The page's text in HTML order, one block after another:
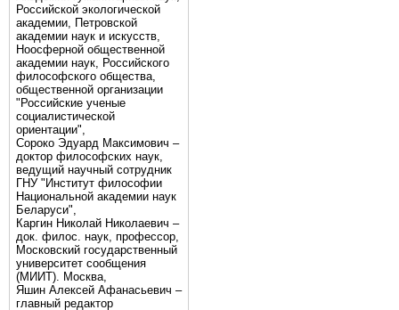
Российской экологической
академии, Петровской
академии наук и искусств,
Ноосферной общественной
академии наук, Российского
философского общества,
общественной организации
"Российские ученые
социалистической
ориентации",
Сороко Эдуард Максимович –
доктор философских наук,
ведущий научный сотрудник
ГНУ "Институт философии
Национальной академии наук
Беларуси",
Каргин Николай Николаевич –
док. филос. наук, профессор,
Московский государственный
университет сообщения
(МИИТ). Москва,
Яшин Алексей Афанасьевич –
главный редактор